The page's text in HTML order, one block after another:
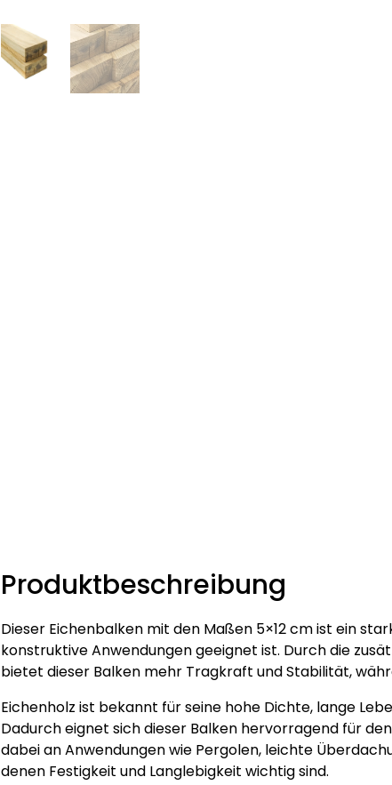
Produktbeschreibung
Dieser Eichenbalken mit den Maßen 5×12 cm ist ein
konstruktive Anwendungen geeignet ist. Durch die
bietet dieser Balken mehr Tragkraft und Stabilität,
Eichenholz ist bekannt für seine hohe Dichte, lange
Dadurch eignet sich dieser Balken hervorragend für
dabei an Anwendungen wie Pergolen, leichte
denen Festigkeit und Langlebigkeit wichtig sind.